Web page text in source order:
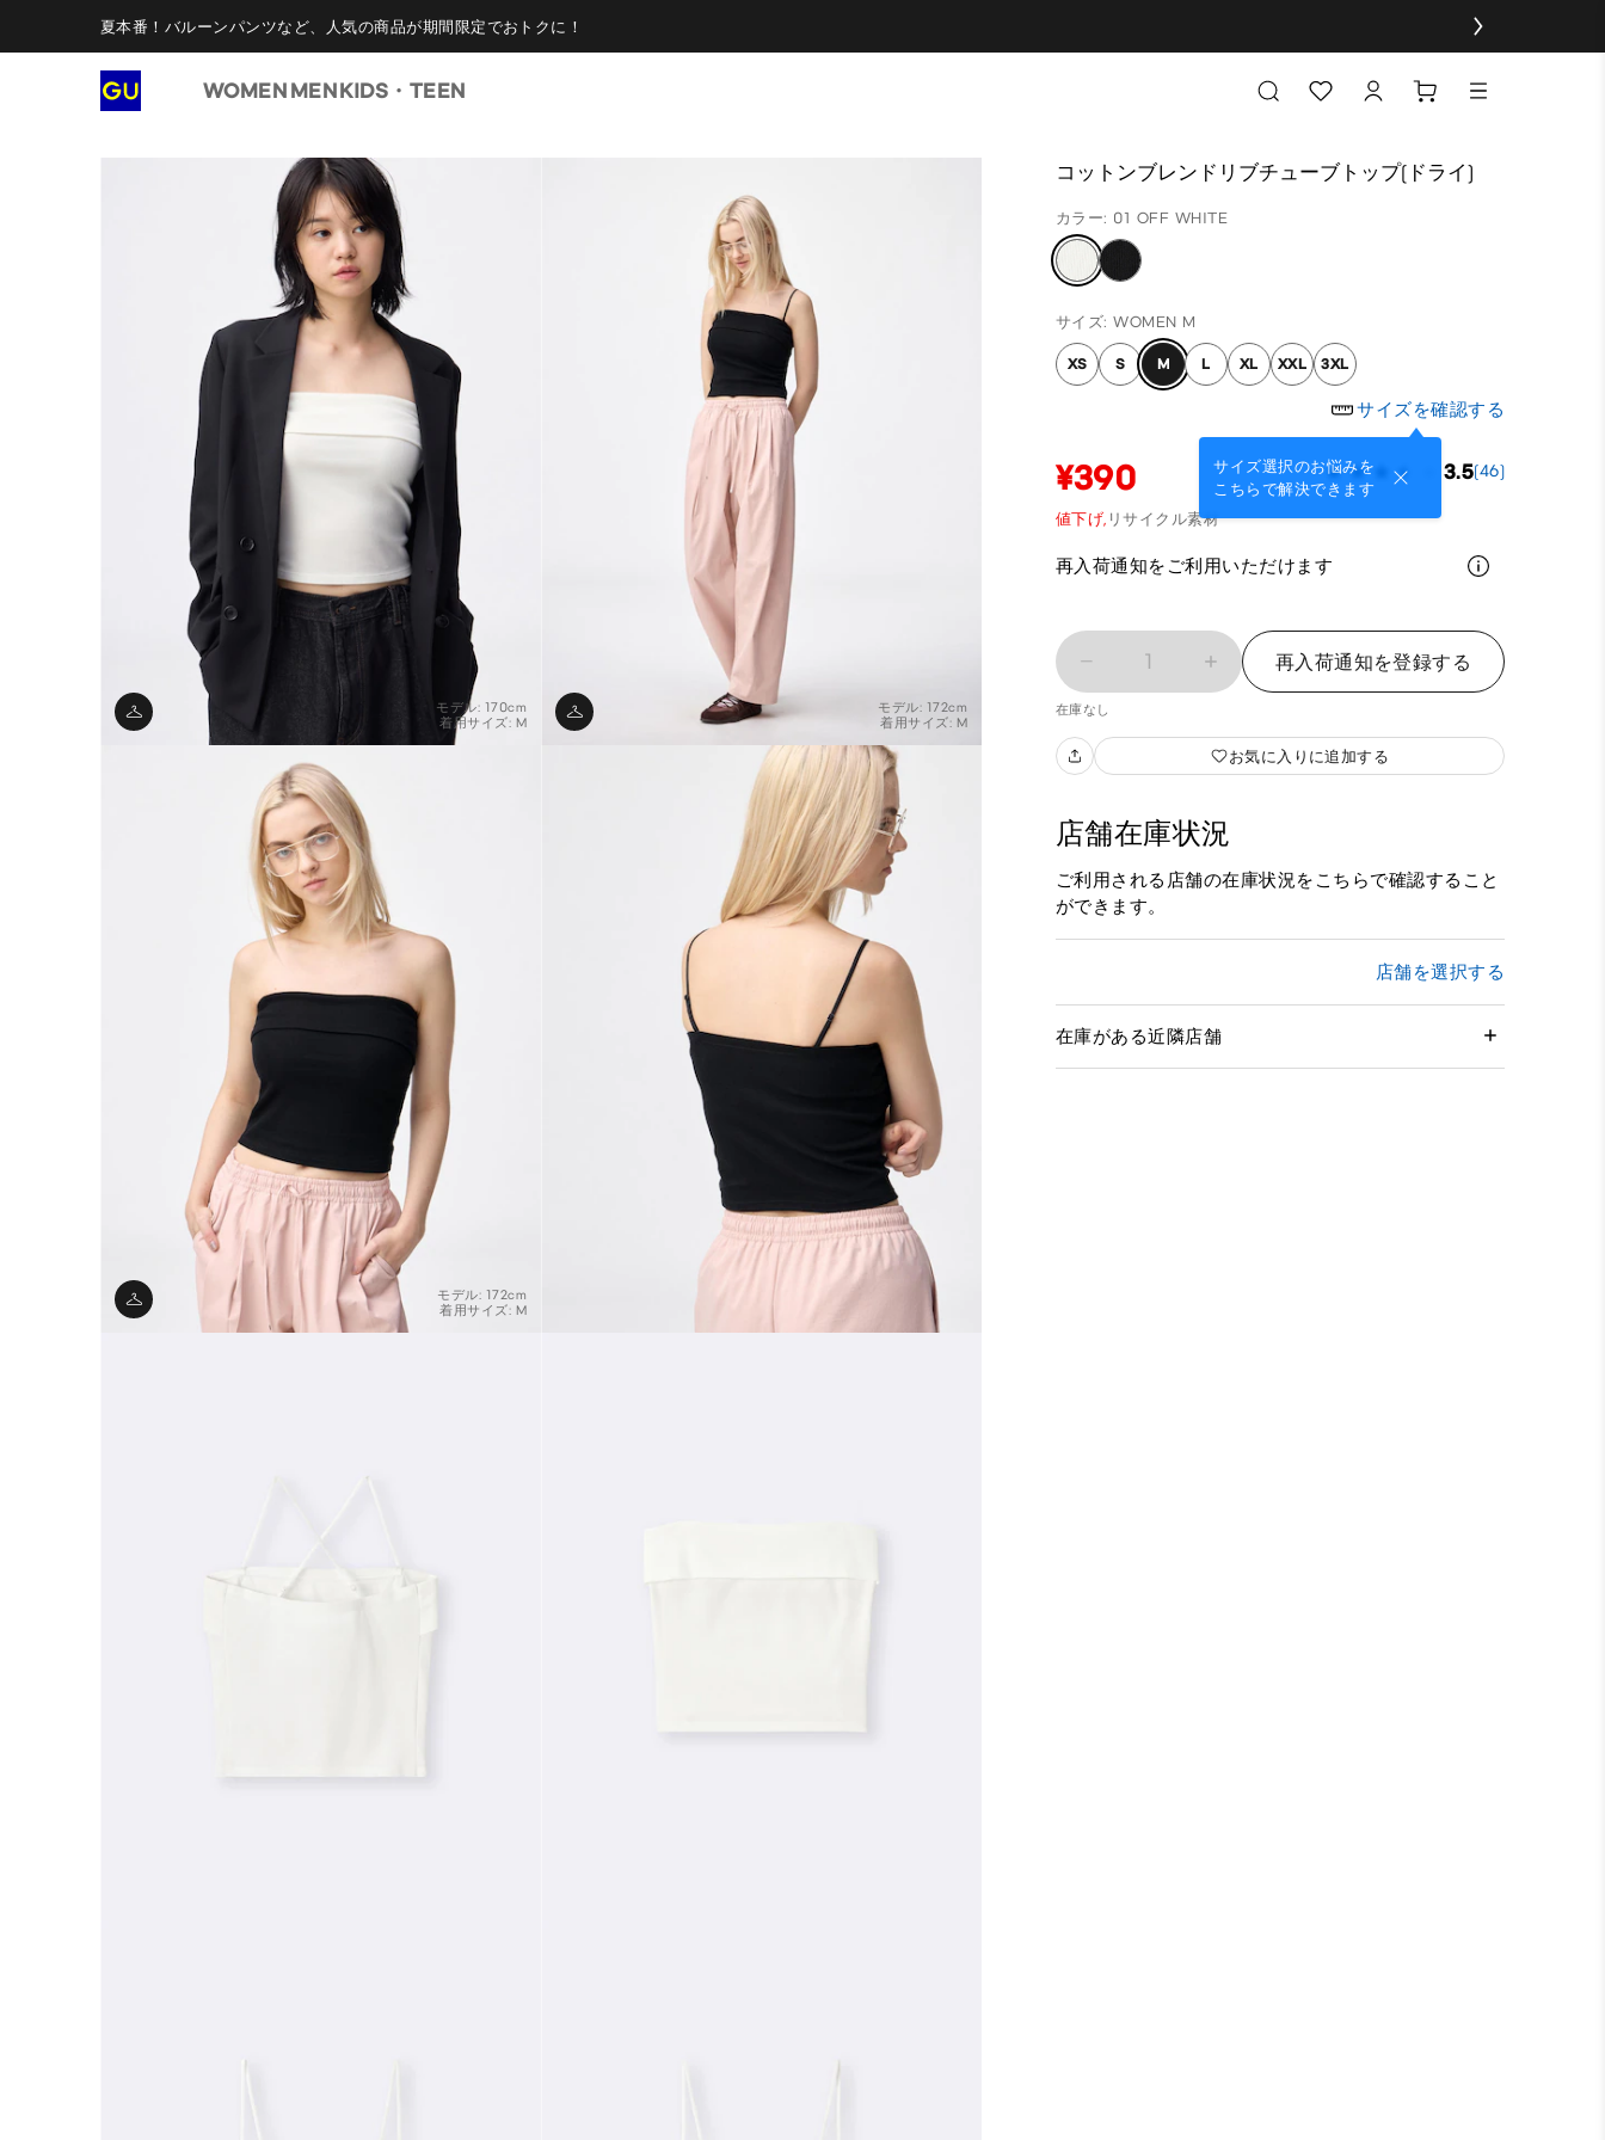
夏本番！バルーンパンツなど、人気の商品が期間限定でおトクに！
WOMEN MENKIDS・TEEN
コットンブレンドリブチューブトップ(ドライ)
カラー: 01 OFF WHITE
サイズ: WOMEN M
XS S M L XL XXL 3XL
サイズを確認する
サイズ選択のお悩みを
こちらで解決できます
¥390 3.5(46)
値下げ, リサイクル素材
再入荷通知をご利用いただけます
1 再入荷通知を登録する
在庫なし
お気に入りに追加する
店舗在庫状況
ご利用される店舗の在庫状況をこちらで確認すること
ができます。
店舗を選択する
在庫がある近隣店舗
モデル: 170cm
着用サイズ: M
モデル: 172cm
着用サイズ: M
モデル: 172cm
着用サイズ: M